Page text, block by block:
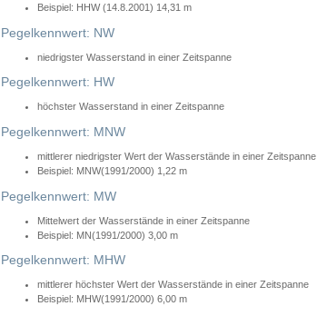
Beispiel: HHW (14.8.2001) 14,31 m
Pegelkennwert: NW
niedrigster Wasserstand in einer Zeitspanne
Pegelkennwert: HW
höchster Wasserstand in einer Zeitspanne
Pegelkennwert: MNW
mittlerer niedrigster Wert der Wasserstände in einer Zeitspanne
Beispiel: MNW(1991/2000) 1,22 m
Pegelkennwert: MW
Mittelwert der Wasserstände in einer Zeitspanne
Beispiel: MN(1991/2000) 3,00 m
Pegelkennwert: MHW
mittlerer höchster Wert der Wasserstände in einer Zeitspanne
Beispiel: MHW(1991/2000) 6,00 m